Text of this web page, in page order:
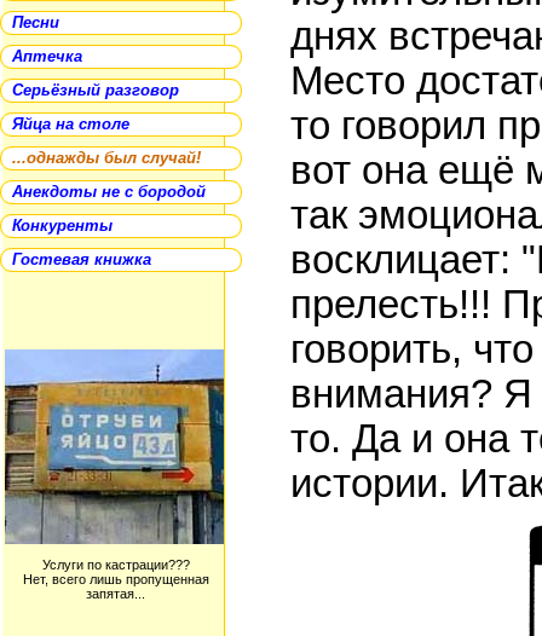
Песни
Аптечка
Серьёзный разговор
Яйца на столе
...однажды был случай!
Анекдоты не с бородой
Конкуренты
Гостевая книжка
Услуги по кастрации???
Нет, всего лишь пропущенная
запятая...
днях
Место
то говорил
вот она ещё
так
восклицает:
прелесть!!!
говорить,
внимания? Я
то. Да и она
истории.